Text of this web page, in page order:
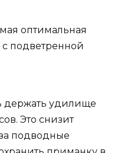
оптимальная
подветренной
держать удилище
Это снизит
подводные